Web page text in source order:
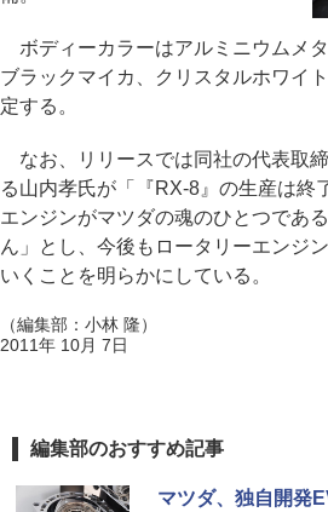
ボディーカラーはアルミニウムメ
ブラックマイカ、クリスタルホワイ
定する。
なお、リリースでは同社の代表取
る山内孝氏が「『RX-8』の生産は終
エンジンがマツダの魂のひとつであ
ん」とし、今後もロータリーエンジ
いくことを明らかにしている。
（編集部：小林 隆）
2011年 10月 7日
編集部のおすすめ記事
マツダ、独自開発